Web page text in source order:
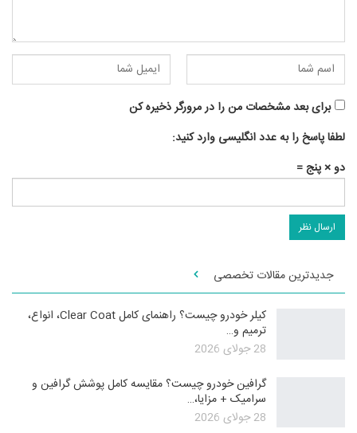
برای بعد مشخصات من را در مرورگر ذخیره کن
لطفا پاسخ را به عدد انگلیسی وارد کنید:
دو × پنج =
جدیدترین مقالات تخصصی
کیلر خودرو چیست؟ راهنمای کامل Clear Coat، انواع،
ترمیم و…
28 جولای 2026
گرافین خودرو چیست؟ مقایسه کامل پوشش گرافین و
سرامیک + مزایا،…
28 جولای 2026